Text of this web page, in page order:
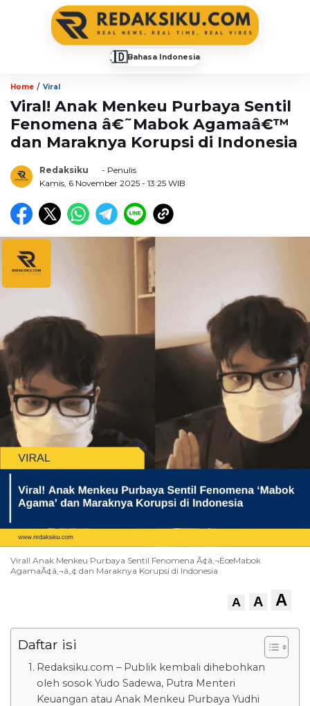
🇮🇩Bahasa Indonesia
Home / Viral
Viral! Anak Menkeu Purbaya Sentil
Fenomena â€˜Mabok Agamaâ€™
dan Maraknya Korupsi di Indonesia
Redaksiku
- Penulis
Kamis, 6 November 2025 - 13:25 WIB
Viral! Anak Menkeu Purbaya Sentil Fenomena Ã¢â‚¬ËœMabok
AgamaÃ¢â‚¬â„¢ dan Maraknya Korupsi di Indonesia
A A A
Daftar isi
Redaksiku.com – Publik kembali dihebohkan
oleh sosok Yudo Sadewa, Putra Menteri
Keuangan atau Anak Menkeu Purbaya Yudhi